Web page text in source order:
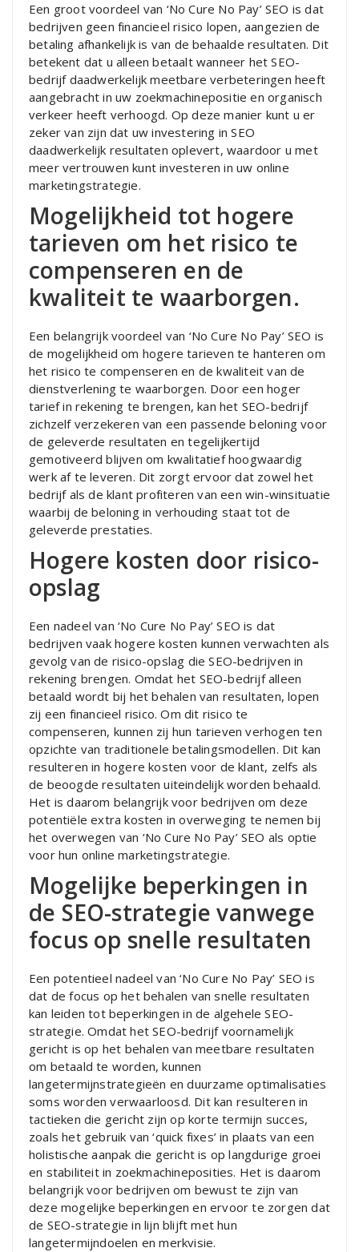
Een groot voordeel van ‘No Cure No Pay’ SEO is dat
bedrijven geen financieel risico lopen, aangezien de
betaling afhankelijk is van de behaalde resultaten. Dit
betekent dat u alleen betaalt wanneer het SEO-
bedrijf daadwerkelijk meetbare verbeteringen heeft
aangebracht in uw zoekmachinepositie en organisch
verkeer heeft verhoogd. Op deze manier kunt u er
zeker van zijn dat uw investering in SEO
daadwerkelijk resultaten oplevert, waardoor u met
meer vertrouwen kunt investeren in uw online
marketingstrategie.
Mogelijkheid tot hogere
tarieven om het risico te
compenseren en de
kwaliteit te waarborgen.
Een belangrijk voordeel van ‘No Cure No Pay’ SEO is
de mogelijkheid om hogere tarieven te hanteren om
het risico te compenseren en de kwaliteit van de
dienstverlening te waarborgen. Door een hoger
tarief in rekening te brengen, kan het SEO-bedrijf
zichzelf verzekeren van een passende beloning voor
de geleverde resultaten en tegelijkertijd
gemotiveerd blijven om kwalitatief hoogwaardig
werk af te leveren. Dit zorgt ervoor dat zowel het
bedrijf als de klant profiteren van een win-winsituatie
waarbij de beloning in verhouding staat tot de
geleverde prestaties.
Hogere kosten door risico-
opslag
Een nadeel van ‘No Cure No Pay’ SEO is dat
bedrijven vaak hogere kosten kunnen verwachten als
gevolg van de risico-opslag die SEO-bedrijven in
rekening brengen. Omdat het SEO-bedrijf alleen
betaald wordt bij het behalen van resultaten, lopen
zij een financieel risico. Om dit risico te
compenseren, kunnen zij hun tarieven verhogen ten
opzichte van traditionele betalingsmodellen. Dit kan
resulteren in hogere kosten voor de klant, zelfs als
de beoogde resultaten uiteindelijk worden behaald.
Het is daarom belangrijk voor bedrijven om deze
potentiële extra kosten in overweging te nemen bij
het overwegen van ‘No Cure No Pay’ SEO als optie
voor hun online marketingstrategie.
Mogelijke beperkingen in
de SEO-strategie vanwege
focus op snelle resultaten
Een potentieel nadeel van ‘No Cure No Pay’ SEO is
dat de focus op het behalen van snelle resultaten
kan leiden tot beperkingen in de algehele SEO-
strategie. Omdat het SEO-bedrijf voornamelijk
gericht is op het behalen van meetbare resultaten
om betaald te worden, kunnen
langetermijnstrategieën en duurzame optimalisaties
soms worden verwaarloosd. Dit kan resulteren in
tactieken die gericht zijn op korte termijn succes,
zoals het gebruik van ‘quick fixes’ in plaats van een
holistische aanpak die gericht is op langdurige groei
en stabiliteit in zoekmachineposities. Het is daarom
belangrijk voor bedrijven om bewust te zijn van
deze mogelijke beperkingen en ervoor te zorgen dat
de SEO-strategie in lijn blijft met hun
langetermijndoelen en merkvisie.